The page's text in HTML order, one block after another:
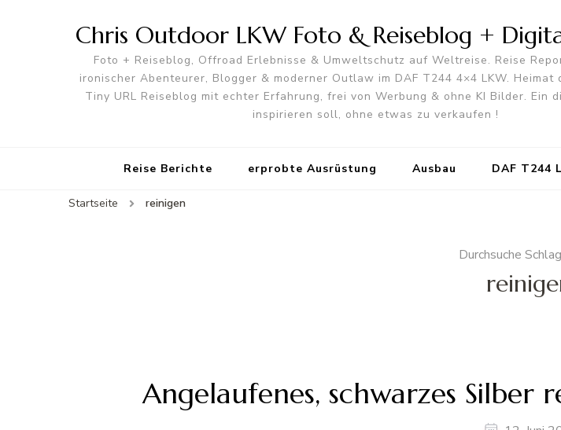
Chris Outdoor LKW Foto & Reiseblog +
Foto + Reiseblog, Offroad Erlebnisse & Umweltschutz auf Weltreise. Reise
ironischer Abenteurer, Blogger & moderner Outlaw im DAF T244 4×4 LKW. Heimat
Tiny URL Reiseblog mit echter Erfahrung, frei von Werbung & ohne KI Bilder. Ein
inspirieren soll, ohne etwas zu verkaufen !
Reise Berichte erprobte Ausrüstung Ausbau DAF T244
Startseite reinigen
Durchsuche
Angelaufenes, schwarzes